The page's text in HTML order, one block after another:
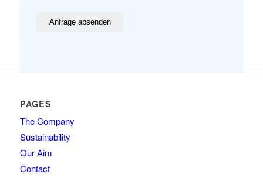
PAGES
The Company
Sustainability
Our Aim
Contact